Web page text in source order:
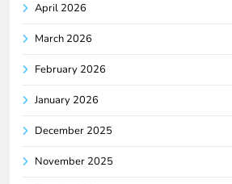
April 2026
March 2026
February 2026
January 2026
December 2025
November 2025